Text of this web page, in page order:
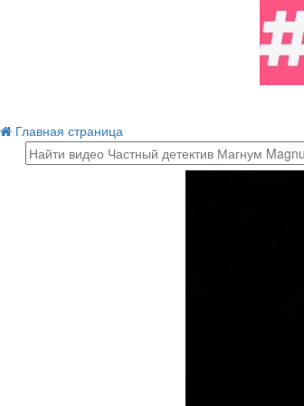
Главная страница